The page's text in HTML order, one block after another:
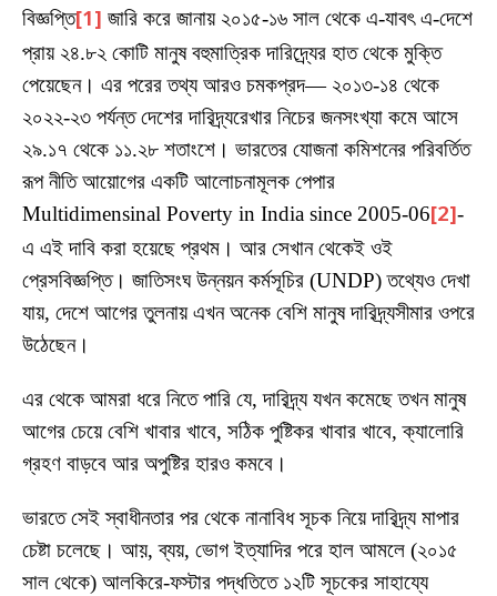
বিজ্ঞপ্তি[1] জারি করে জানায় ২০১৫-১৬ সাল থেকে এ-যাবৎ এ-দেশে
প্রায় ২৪.৮২ কোটি মানুষ বহুমাত্রিক দারিদ্র্যের হাত থেকে মুক্তি
পেয়েছেন। এর পরের তথ্য আরও চমকপ্রদ— ২০১৩-১৪ থেকে
২০২২-২৩ পর্যন্ত দেশের দারিদ্র্যরেখার নিচের জনসংখ্যা কমে আসে
২৯.১৭ থেকে ১১.২৮ শতাংশে। ভারতের যোজনা কমিশনের পরিবর্তিত
রূপ নীতি আয়োগের একটি আলোচনামূলক পেপার
Multidimensinal Poverty in India since 2005-06[2]-
এ এই দাবি করা হয়েছে প্রথম। আর সেখান থেকেই ওই
প্রেসবিজ্ঞপ্তি। জাতিসংঘ উন্নয়ন কর্মসূচির (UNDP) তথ্যেও দেখা
যায়, দেশে আগের তুলনায় এখন অনেক বেশি মানুষ দারিদ্র্যসীমার ওপরে
উঠেছেন।
এর থেকে আমরা ধরে নিতে পারি যে, দারিদ্র্য যখন কমেছে তখন মানুষ
আগের চেয়ে বেশি খাবার খাবে, সঠিক পুষ্টিকর খাবার খাবে, ক্যালোরি
গ্রহণ বাড়বে আর অপুষ্টির হারও কমবে।
ভারতে সেই স্বাধীনতার পর থেকে নানাবিধ সূচক নিয়ে দারিদ্র্য মাপার
চেষ্টা চলেছে। আয়, ব্যয়, ভোগ ইত্যাদির পরে হাল আমলে (২০১৫
সাল থেকে) আলকিরে-ফস্টার পদ্ধতিতে ১২টি সূচকের সাহায্যে